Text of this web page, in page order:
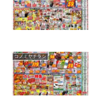
コノミヤチラシ